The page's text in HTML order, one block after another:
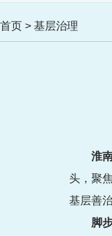
首页 > 基层治理
淮
头，聚
基层善
脚